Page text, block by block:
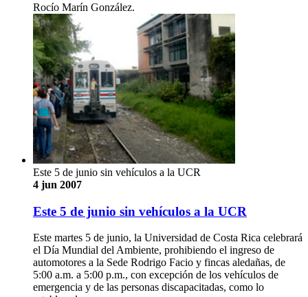
Rocío Marín González.
Este 5 de junio sin vehículos a la UCR
4 jun 2007
Este 5 de junio sin vehículos a la UCR
Este martes 5 de junio, la Universidad de Costa Rica celebrará
el Día Mundial del Ambiente, prohibiendo el ingreso de
automotores a la Sede Rodrigo Facio y fincas aledañas, de
5:00 a.m. a 5:00 p.m., con excepción de los vehículos de
emergencia y de las personas discapacitadas, como lo